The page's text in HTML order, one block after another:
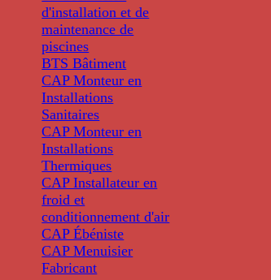
d'installation et de
maintenance de
piscines
BTS Bâtiment
CAP Monteur en
Installations
Sanitaires
CAP Monteur en
Installations
Thermiques
CAP Installateur en
froid et
conditionnement d'air
CAP Ébéniste
CAP Menuisier
Fabricant